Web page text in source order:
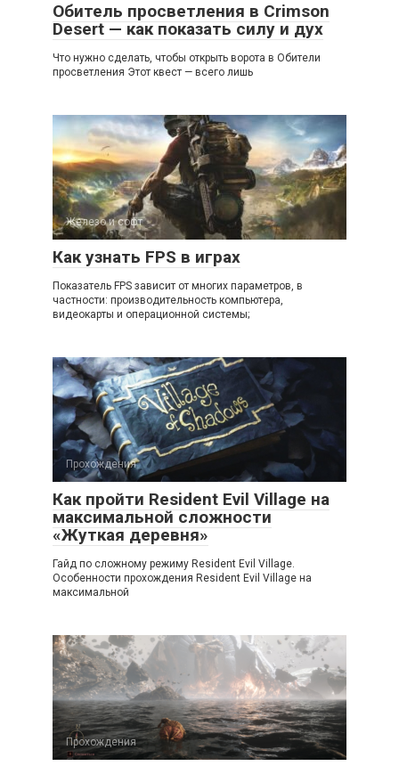
Обитель просветления в Crimson
Desert — как показать силу и дух
Что нужно сделать, чтобы открыть ворота в Обители
просветления Этот квест — всего лишь
Железо и софт
Как узнать FPS в играх
Показатель FPS зависит от многих параметров, в
частности: производительность компьютера,
видеокарты и операционной системы;
Прохождения
Как пройти Resident Evil Village на
максимальной сложности
«Жуткая деревня»
Гайд по сложному режиму Resident Evil Village.
Особенности прохождения Resident Evil Village на
максимальной
Прохождения